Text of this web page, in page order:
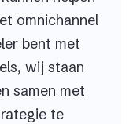
omnichannel
bent met
wij staan
samen met
te